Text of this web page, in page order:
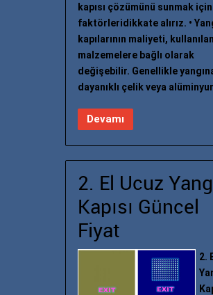
kapısı çözümünü sunmak
faktörleridikkate alırız. •
kapılarının maliyeti, kullanılan
malzemelere bağlı olarak
değişebilir. Genellikle
dayanıklı çelik veya
Devamı
2. El Ucuz
Kapısı Güncel
Fiyat
2.